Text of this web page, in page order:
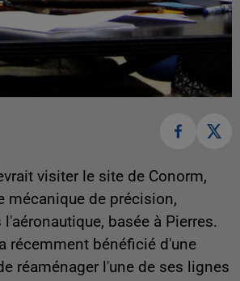
visiter le site de Conorm,
mécanique de précision,
basée à Pierres.
récemment bénéficié d'une
réaménager l'une de ses lignes